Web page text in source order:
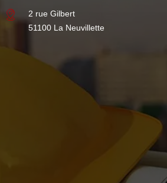
2 rue Gilbert
51100 La Neuvillette